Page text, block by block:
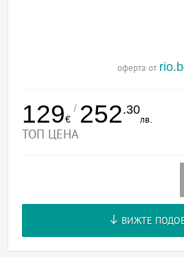
оферта от
129€
/ 252.30
лв.
ТОП ЦЕНА
ВИЖТЕ